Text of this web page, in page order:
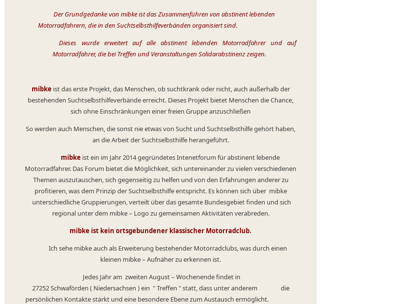
Der Grundgedanke von mibke ist das Zusammenführen von abstinent lebenden
Motorradfahrern, die in den Suchtselbsthilfeverbänden organisiert sind.
Dieses wurde erweitert auf alle abstinent lebenden Motorradfahrer und auf
Motorradfahrer, die bei Treffen und Veranstaltungen Solidarabstinenz zeigen.
mibke ist das erste Projekt, das Menschen, ob suchtkrank oder nicht, auch außerhalb der
bestehenden Suchtselbsthilfeverbände erreicht. Dieses Projekt bietet Menschen die Chance,
sich ohne Einschränkungen einer freien Gruppe anzuschließen
So werden auch Menschen, die sonst nie etwas von Sucht und Suchtselbsthilfe gehört haben,
an die Arbeit der Suchtselbsthilfe herangeführt.
mibke ist ein im Jahr 2014 gegründetes Intenetforum für abstinent lebende
Motorradfahrer. Das Forum bietet die Möglichkeit, sich untereinander zu vielen verschiedenen
Themen auszutauschen, sich gegenseitig zu helfen und von den Erfahrungen anderer zu
profitieren, was dem Prinzip der Suchtselbsthilfe entspricht. Es können sich über mibke
unterschiedliche Gruppierungen, verteilt über das gesamte Bundesgebiet finden und sich
regional unter dem mibke – Logo zu gemeinsamen Aktivitäten verabreden.
mibke ist kein ortsgebundener klassischer Motorradclub.
Ich sehe mibke auch als Erweiterung bestehender Motorradclubs, was durch einen
kleinen mibke – Aufnäher zu erkennen ist.
Jedes Jahr am zweiten August – Wochenende findet in
27252 Schwaförden ( Niedersachsen ) ein " Treffen " statt, dass unter anderem die
persönlichen Kontakte stärkt und eine besondere Ebene zum Austausch ermöglicht.